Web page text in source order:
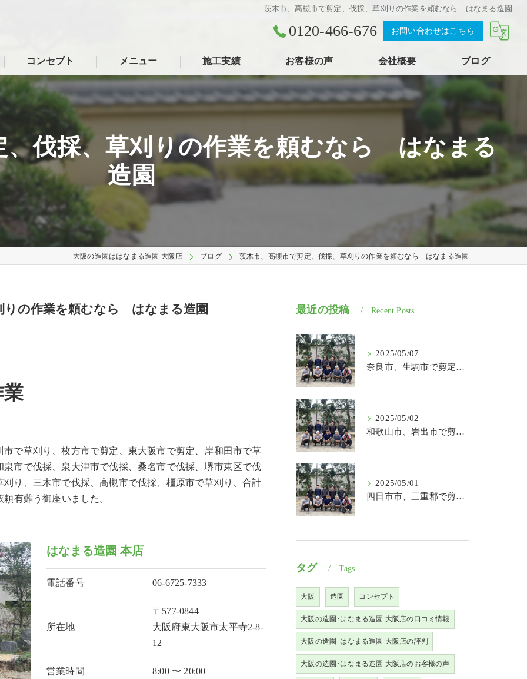
茨木市、高槻市で剪定、伐採、草刈りの作業を頼むなら はなまる造園
0120-466-676 お問い合わせはこちら
コンセプト メニュー 施工実績 お客様の声 会社概要 ブログ
、伐採、草刈りの作業を頼むなら はなまる
造園
大阪の造園ははなまる造園 大阪店 ブログ 茨木市、高槻市で剪定、伐採、草刈りの作業を頼むなら はなまる造園
りの作業を頼むなら はなまる造園
で草刈り、枚方市で剪定、東大阪市で剪定、岸和田市で草
市で伐採、泉大津市で伐採、桑名市で伐採、堺市東区で伐
り、三木市で伐採、高槻市で伐採、橿原市で草刈り、合計
有難う御座いました。
はなまる造園 本店
電話番号 06-6725-7333
所在地
〒577-0844
大阪府東大阪市太平寺2-8-
12
営業時間 8:00 〜 20:00
最近の投稿 Recent Posts
2025/05/07
奈良市、生駒市で剪定、伐採、草刈りの作業を頼むなら はなまる造園
2025/05/02
和歌山市、岩出市で剪定、伐採、草刈りの作業を頼むなら はなまる造園
2025/05/01
四日市市、三重郡で剪定、伐採、草刈りの作業を頼むなら はなまる造園
タグ Tags
大阪 造園 コンセプト
大阪の造園･はなまる造園 大阪店の口コミ情報
大阪の造園･はなまる造園 大阪店の評判
大阪の造園･はなまる造園 大阪店のお客様の声